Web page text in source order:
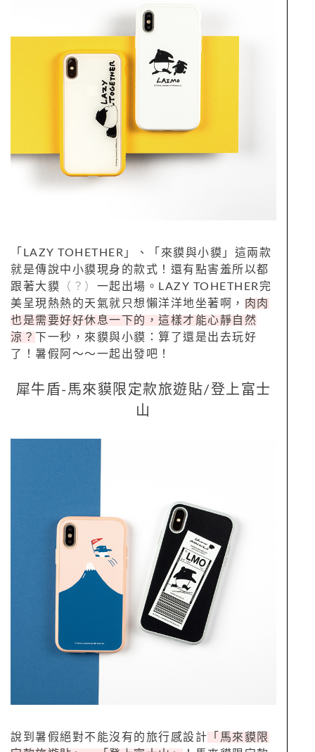
「LAZY TOHETHER」、「來貘與小貘」這兩款
就是傳說中小貘現身的款式！還有點害羞所以都
跟著大貘 （？） 一起出場。LAZY TOHETHER完
美呈現熱熱的天氣就只想懶洋洋地坐著啊， 肉肉
也是需要好好休息一下的，這樣才能心靜自然
涼？ 下一秒，來貘與小貘：算了還是出去玩好
了！暑假阿～～一起出發吧！
犀牛盾-馬來貘限定款旅遊貼/登上富士
山
說到暑假絕對不能沒有的旅行感設計 「馬來貘限